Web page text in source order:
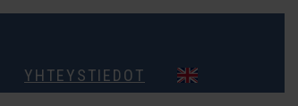
YHTEYSTIEDOT